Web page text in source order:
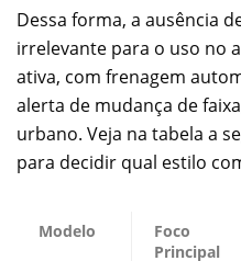
Dessa forma, a ausência
irrelevante para o uso no
ativa, com frenagem
alerta de mudança de
urbano. Veja na tabela a
para decidir qual estilo
Modelo
Foco
Principal